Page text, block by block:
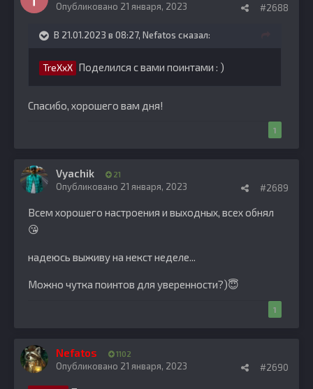
#2688
Опубликовано 21 января, 2023
В 21.01.2023 в 08:27, Nefatos сказал:
TreXxX Поделился с вами поинтами : )
Спасибо, хорошего вам дня!
1
Vyachik 21
#2689
Опубликовано 21 января, 2023
Всем хорошего настроения и выходных, всех обнял
😘
надеюсь выживу на некст неделе...
Можно чутка поинтов для уверенности?)😇
1
Nefatos 1102
#2690
Опубликовано 21 января, 2023